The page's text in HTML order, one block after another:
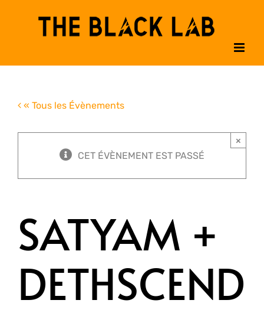
« Tous les Évènements
CET ÉVÈNEMENT EST PASSÉ
×
SATYAM +
DETHSCEND